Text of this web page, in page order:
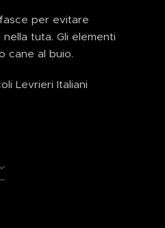
per evitare
tuta. Gli elementi
cane al buio.
Levrieri Italiani